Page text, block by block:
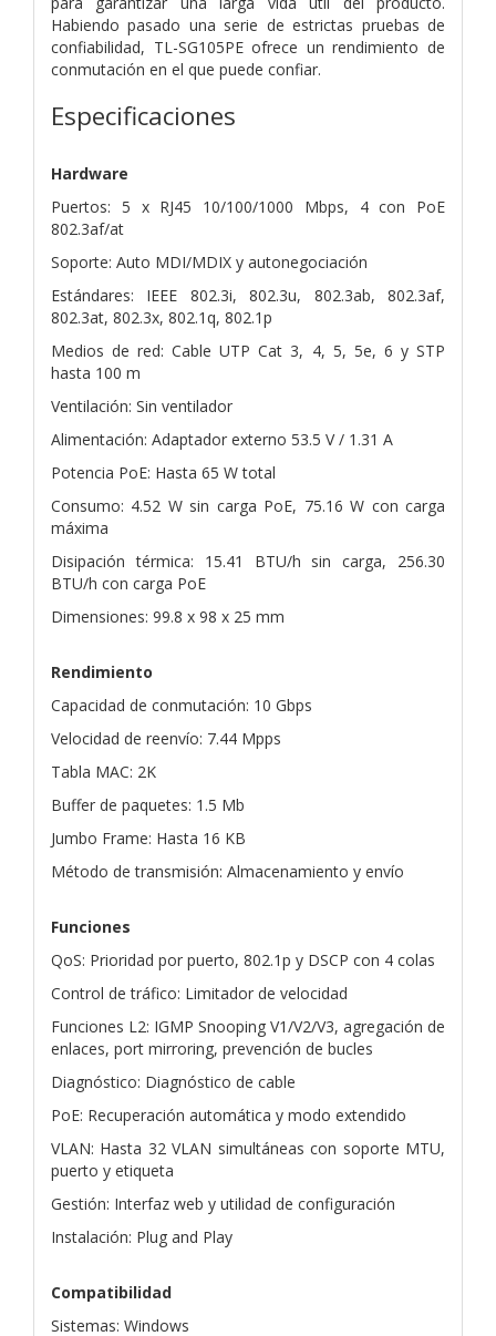
Habiendo pasado una serie de estrictas pruebas de
confiabilidad, TL-SG105PE ofrece un rendimiento de
conmutación en el que puede confiar.
Especificaciones
Hardware
Puertos: 5 x RJ45 10/100/1000 Mbps, 4 con PoE
802.3af/at
Soporte: Auto MDI/MDIX y autonegociación
Estándares: IEEE 802.3i, 802.3u, 802.3ab, 802.3af,
802.3at, 802.3x, 802.1q, 802.1p
Medios de red: Cable UTP Cat 3, 4, 5, 5e, 6 y STP
hasta 100 m
Ventilación: Sin ventilador
Alimentación: Adaptador externo 53.5 V / 1.31 A
Potencia PoE: Hasta 65 W total
Consumo: 4.52 W sin carga PoE, 75.16 W con carga
máxima
Disipación térmica: 15.41 BTU/h sin carga, 256.30
BTU/h con carga PoE
Dimensiones: 99.8 x 98 x 25 mm
Rendimiento
Capacidad de conmutación: 10 Gbps
Velocidad de reenvío: 7.44 Mpps
Tabla MAC: 2K
Buffer de paquetes: 1.5 Mb
Jumbo Frame: Hasta 16 KB
Método de transmisión: Almacenamiento y envío
Funciones
QoS: Prioridad por puerto, 802.1p y DSCP con 4 colas
Control de tráfico: Limitador de velocidad
Funciones L2: IGMP Snooping V1/V2/V3, agregación de
enlaces, port mirroring, prevención de bucles
Diagnóstico: Diagnóstico de cable
PoE: Recuperación automática y modo extendido
VLAN: Hasta 32 VLAN simultáneas con soporte MTU,
puerto y etiqueta
Gestión: Interfaz web y utilidad de configuración
Instalación: Plug and Play
Compatibilidad
Sistemas: Windows